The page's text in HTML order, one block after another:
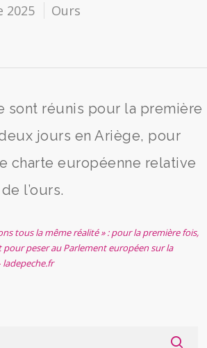
2025 Ours
sont réunis pour la première
jours en Ariège, pour
charte européenne relative
l’ours.
tous la même réalité » : pour la première fois,
pour peser au Parlement européen sur la
ladepeche.fr